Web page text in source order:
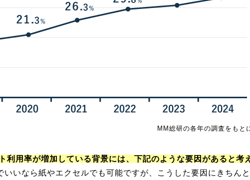
MM総研の各年の調査をもと
利用率が増加している背景には、下記のような要因があると考
いいなら紙やエクセルでも可能ですが、こうした要因にきちん